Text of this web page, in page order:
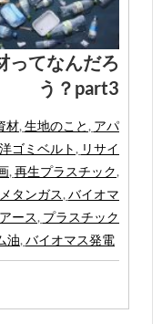
ってなんだろ
う？part3
材, 生地のこと , アパ
ゴミベルト , リサイ
, 再生プラスチック,
メタンガス, バイオマ
ース, プラスチック
油, バイオマス発電